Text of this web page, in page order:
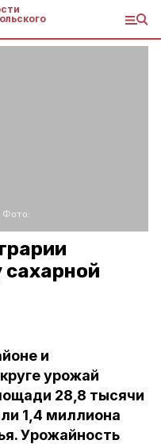
Фото:
и
урожай
28,8 тысячи
1,4 миллиона
Урожайность